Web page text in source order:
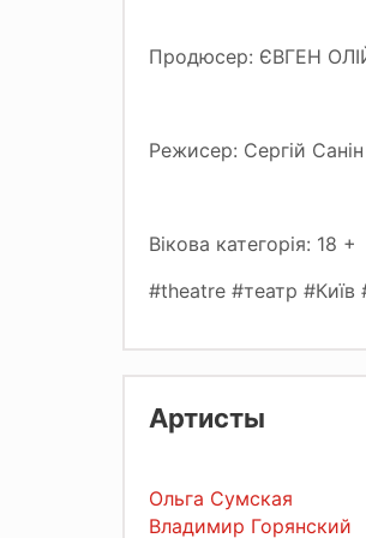
Продюсер: ЄВГЕН
Режисер: Сергій Санін
Вікова категорія: 18 +
#theatre #театр #Київ
Артисты
Ольга Сумская
Владимир Горянский